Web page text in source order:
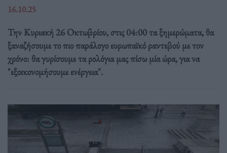
16.10.25
Την Κυριακή 26 Οκτωβρίου, στις 04:00 τα ξημερώματα, θα
ξαναζήσουμε το πιο παράλογο ευρωπαϊκό ραντεβού με τον
χρόνο: θα γυρίσουμε τα ρολόγια μας πίσω μία ώρα, για να
"εξοικονομήσουμε ενέργεια".